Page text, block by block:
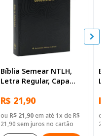
Bíblia Semear NTLH,
Letra Regular, Capa
R$ 21,90
ou R$ 21,90em até 1x de R$
21,90 sem juros no cartão
ou